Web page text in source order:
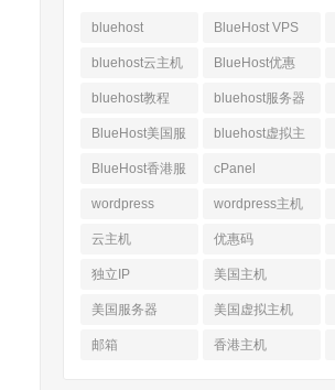
bluehost BlueHost VPS
bluehost云主机 BlueHost优惠
bluehost教程 bluehost服务器
BlueHost美国服
务器
bluehost虚拟主
机
BlueHost香港服
务器
cPanel
wordpress wordpress主机
云主机 优惠码
独立IP 美国主机
美国服务器 美国虚拟主机
邮箱 香港主机